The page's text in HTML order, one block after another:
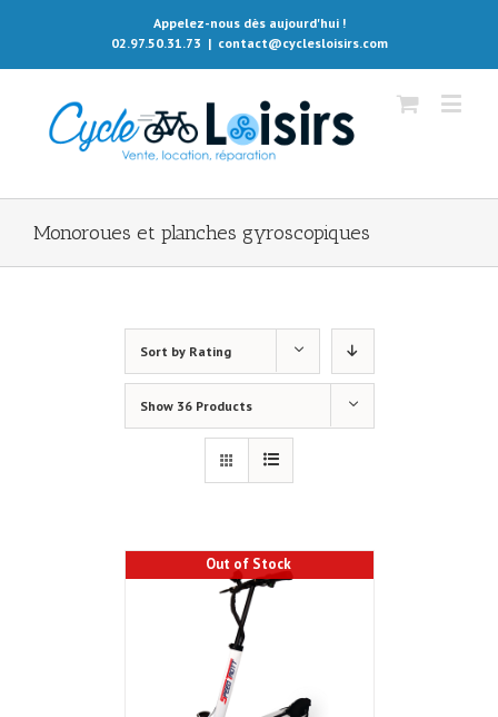
Appelez-nous dès aujourd'hui !
02.97.50.31.73 | contact@cyclesloisirs.com
Monoroues et planches gyroscopiques
Sort by Rating
Show 36 Products
Out of Stock